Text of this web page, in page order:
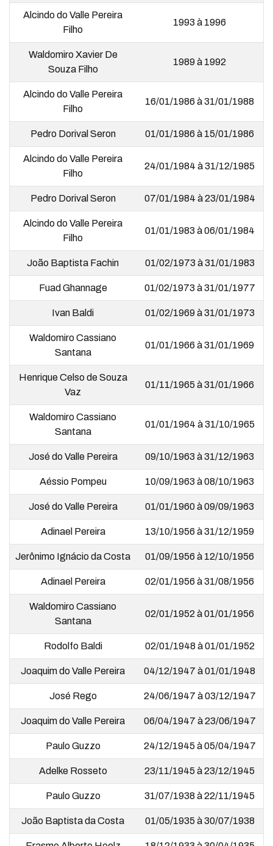
Alcindo do Valle Pereira
Filho
1993 à 1996
Waldomiro Xavier De
Souza Filho
1989 à 1992
Alcindo do Valle Pereira
Filho
16/01/1986 à 31/01/1988
Pedro Dorival Seron 01/01/1986 à 15/01/1986
Alcindo do Valle Pereira
Filho
24/01/1984 à 31/12/1985
Pedro Dorival Seron 07/01/1984 à 23/01/1984
Alcindo do Valle Pereira
Filho
01/01/1983 à 06/01/1984
João Baptista Fachin 01/02/1973 à 31/01/1983
Fuad Ghannage 01/02/1973 à 31/01/1977
Ivan Baldi 01/02/1969 à 31/01/1973
Waldomiro Cassiano
Santana
01/01/1966 à 31/01/1969
Henrique Celso de Souza
Vaz
01/11/1965 à 31/01/1966
Waldomiro Cassiano
Santana
01/01/1964 à 31/10/1965
José do Valle Pereira 09/10/1963 à 31/12/1963
Aéssio Pompeu 10/09/1963 à 08/10/1963
José do Valle Pereira 01/01/1960 à 09/09/1963
Adinael Pereira 13/10/1956 à 31/12/1959
Jerônimo Ignácio da Costa 01/09/1956 à 12/10/1956
Adinael Pereira 02/01/1956 à 31/08/1956
Waldomiro Cassiano
Santana
02/01/1952 à 01/01/1956
Rodolfo Baldi 02/01/1948 à 01/01/1952
Joaquim do Valle Pereira 04/12/1947 à 01/01/1948
José Rego 24/06/1947 à 03/12/1947
Joaquim do Valle Pereira 06/04/1947 à 23/06/1947
Paulo Guzzo 24/12/1945 à 05/04/1947
Adelke Rosseto 23/11/1945 à 23/12/1945
Paulo Guzzo 31/07/1938 à 22/11/1945
João Baptista da Costa 01/05/1935 à 30/07/1938